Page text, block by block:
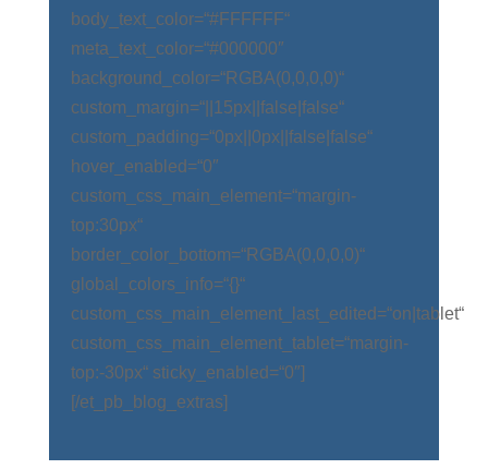
body_text_color=“#FFFFFF“
meta_text_color=“#000000″
background_color=“RGBA(0,0,0,0)“
custom_margin=“||15px||false|false“
custom_padding=“0px||0px||false|false“
hover_enabled=“0″
custom_css_main_element=“margin-
top:30px“
border_color_bottom=“RGBA(0,0,0,0)“
global_colors_info=“{}“
custom_css_main_element_last_edited=“on|tablet“
custom_css_main_element_tablet=“margin-
top:-30px“ sticky_enabled=“0″]
[/et_pb_blog_extras]